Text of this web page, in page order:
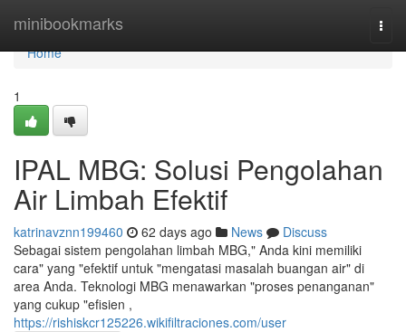
minibookmarks
Home
Home
1
IPAL MBG: Solusi Pengolahan
Air Limbah Efektif
katrinavznn199460 62 days ago News
Discuss
Sebagai sistem pengolahan limbah MBG," Anda kini memiliki
cara" yang "efektif untuk "mengatasi masalah buangan air" di
area Anda. Teknologi MBG menawarkan "proses penanganan"
yang cukup "efisien ,
https://rishiskcr125226.wikifiltraciones.com/user